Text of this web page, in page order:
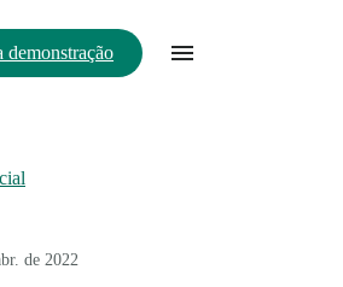
demonstração
de 2022